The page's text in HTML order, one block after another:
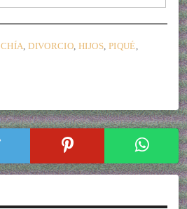
CHÍA,DIVORCIO,HIJOS, PIQUÉ,